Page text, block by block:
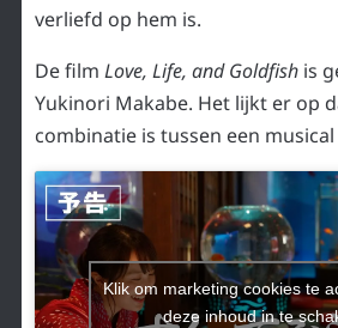
verliefd op hem is.
De film Love, Life, and Goldfishis
Yukinori Makabe. Het lijkt er op
combinatie is tussen een
Klik om marketing cookies te
deze inhoud in te